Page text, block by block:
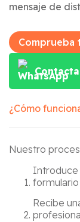
mensaje de
Comprueba
¿Cómo
Nuestro
Introduce
formulario
Recibe